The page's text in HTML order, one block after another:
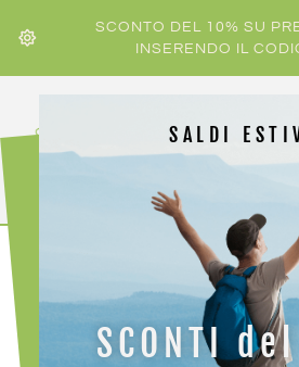
SCONTO DEL 10% SU
INSERENDO IL
HOME /SCARPE / ROSSIGNOL
SALDI
SCONTI